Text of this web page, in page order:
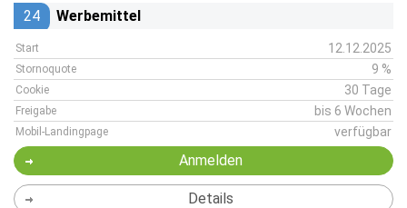
24 Werbemittel
Start 12.12.2025
Stornoquote 9 %
Cookie 30 Tage
Freigabe bis 6 Wochen
Mobil-Landingpage verfügbar
Anmelden
Details